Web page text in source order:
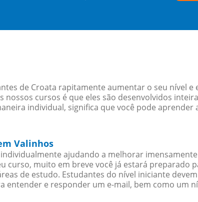
de Croata rapitamente aumentar o seu nível e
nossos cursos é que eles são desenvolvidos
individual, significa que você pode aprender
Valinhos
ajudando a melhorar
curso, muito em breve você já estará preparado
de estudo. Estudantes do nível iniciante
e responder um e-mail, bem como um